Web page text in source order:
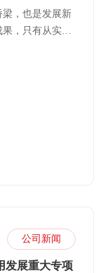
，也是发展新
，只有从实验
公司新闻
发展重大专项